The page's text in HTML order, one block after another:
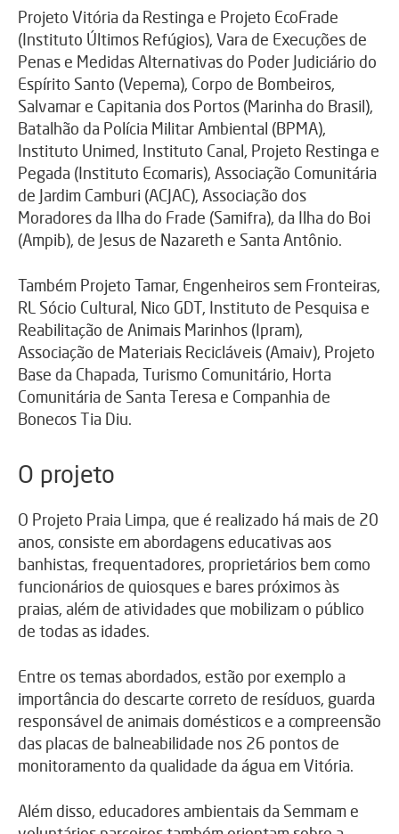
Projeto Vitória da Restinga e Projeto EcoFrade
(Instituto Últimos Refúgios), Vara de Execuções de
Penas e Medidas Alternativas do Poder Judiciário do
Espírito Santo (Vepema), Corpo de Bombeiros,
Salvamar e Capitania dos Portos (Marinha do Brasil),
Batalhão da Polícia Militar Ambiental (BPMA),
Instituto Unimed, Instituto Canal, Projeto Restinga e
Pegada (Instituto Ecomaris), Associação Comunitária
de Jardim Camburi (ACJAC), Associação dos
Moradores da Ilha do Frade (Samifra), da Ilha do Boi
(Ampib), de Jesus de Nazareth e Santa Antônio.
Também Projeto Tamar, Engenheiros sem Fronteiras,
RL Sócio Cultural, Nico GDT, Instituto de Pesquisa e
Reabilitação de Animais Marinhos (Ipram),
Associação de Materiais Recicláveis (Amaiv), Projeto
Base da Chapada, Turismo Comunitário, Horta
Comunitária de Santa Teresa e Companhia de
Bonecos Tia Diu.
O projeto
O Projeto Praia Limpa, que é realizado há mais de 20
anos, consiste em abordagens educativas aos
banhistas, frequentadores, proprietários bem como
funcionários de quiosques e bares próximos às
praias, além de atividades que mobilizam o público
de todas as idades.
Entre os temas abordados, estão por exemplo a
importância do descarte correto de resíduos, guarda
responsável de animais domésticos e a compreensão
das placas de balneabilidade nos 26 pontos de
monitoramento da qualidade da água em Vitória.
Além disso, educadores ambientais da Semmam e